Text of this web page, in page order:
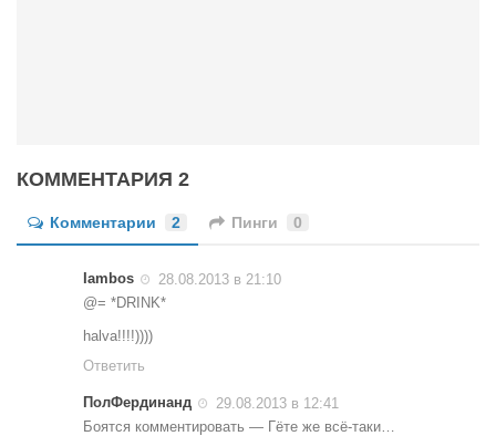
КОММЕНТАРИЯ 2
Комментарии 2 Пинги 0
Iambos
28.08.2013 в 21:10
@= *DRINK*
halva!!!!))))
Ответить
ПолФердинанд
29.08.2013 в 12:41
Боятся комментировать — Гёте же всё-таки…